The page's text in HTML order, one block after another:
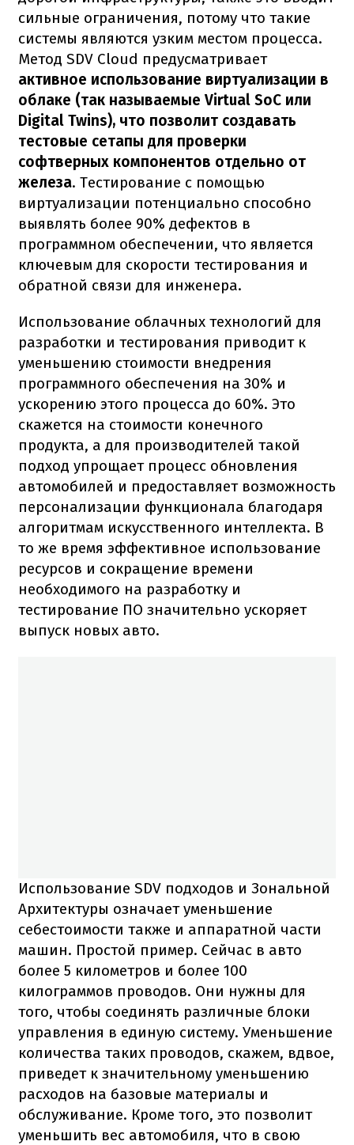
сильные ограничения, потому что такие
системы являются узким местом процесса.
Метод SDV Cloud предусматривает
активное использование виртуализации в
облаке (так называемые Virtual SoC или
Digital Twins), что позволит создавать
тестовые сетапы для проверки
софтверных компонентов отдельно от
железа. Тестирование с помощью
виртуализации потенциально способно
выявлять более 90% дефектов в
программном обеспечении, что является
ключевым для скорости тестирования и
обратной связи для инженера.
Использование облачных технологий для
разработки и тестирования приводит к
уменьшению стоимости внедрения
программного обеспечения на 30% и
ускорению этого процесса до 60%. Это
скажется на стоимости конечного
продукта, а для производителей такой
подход упрощает процесс обновления
автомобилей и предоставляет возможность
персонализации функционала благодаря
алгоритмам искусственного интеллекта. В
то же время эффективное использование
ресурсов и сокращение времени
необходимого на разработку и
тестирование ПО значительно ускоряет
выпуск новых авто.
Использование SDV подходов и Зональной
Архитектуры означает уменьшение
себестоимости также и аппаратной части
машин. Простой пример. Сейчас в авто
более 5 километров и более 100
килограммов проводов. Они нужны для
того, чтобы соединять различные блоки
управления в единую систему. Уменьшение
количества таких проводов, скажем, вдвое,
приведет к значительному уменьшению
расходов на базовые материалы и
обслуживание. Кроме того, это позволит
уменьшить вес автомобиля, что в свою